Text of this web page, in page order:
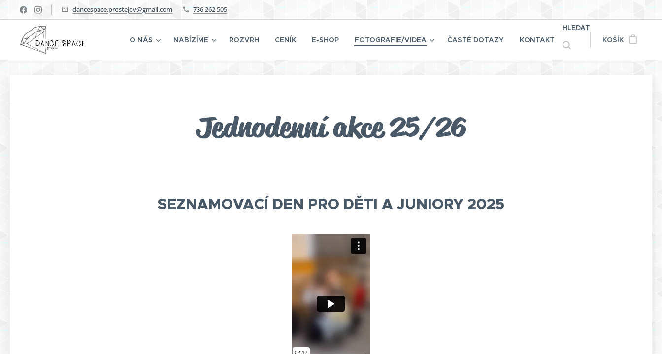
dancespace.prostejov@gmail.com 736 262 505
O NÁS NABÍZÍME ROZVRH CENÍK E-SHOP FOTOGRAFIE/VIDEA ČASTÉ DOTAZY KONTAKT
HLEDAT
KOŠÍK
Jednodenní akce 25/26
SEZNAMOVACÍ DEN PRO DĚTI A JUNIORY 2025